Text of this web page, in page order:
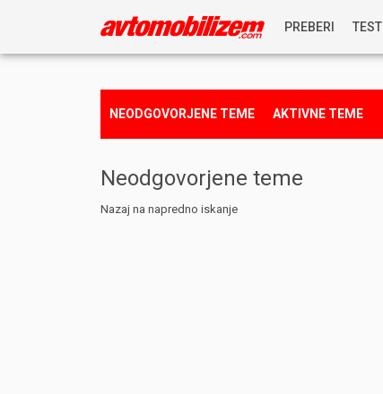
PREBERI
PREDSTAVITVE
TESTI
NEODGOVORJENE TEME AKTIVNE TEME
Neodgovorjene teme
Nazaj na napredno iskanje